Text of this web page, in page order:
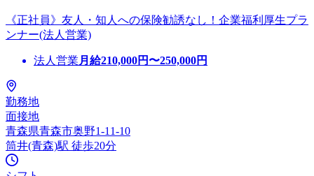
《正社員》友人・知人への保険勧誘なし！企業福利厚生プラ
ンナー(法人営業)
法人営業 月給210,000円〜250,000円
勤務地
面接地
青森県青森市奥野1-11-10
筒井(青森)駅 徒歩20分